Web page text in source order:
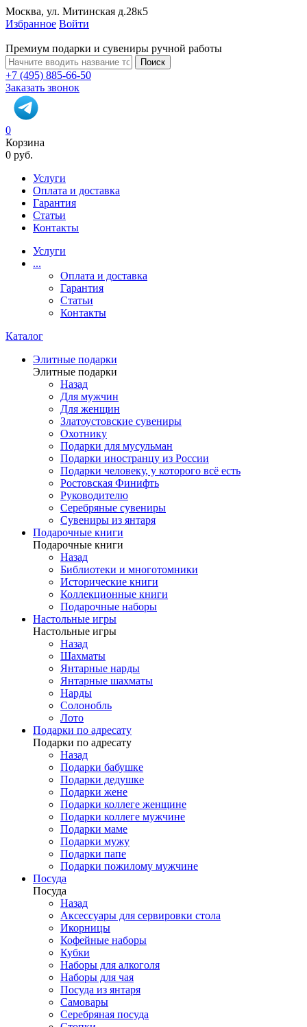
Москва, ул. Митинская д.28к5
Избранное Войти
Премиум подарки и сувениры ручной работы
Поиск
+7 (495) 885-66-50
Заказать звонок
0
Корзина
0 руб.
Услуги
Оплата и доставка
Гарантия
Статьи
Контакты
Услуги
...
Оплата и доставка
Гарантия
Статьи
Контакты
Каталог
Элитные подарки
Элитные подарки
Назад
Для мужчин
Для женщин
Златоустовские сувениры
Охотнику
Подарки для мусульман
Подарки иностранцу из России
Подарки человеку, у которого всё есть
Ростовская Финифть
Руководителю
Серебряные сувениры
Сувениры из янтаря
Подарочные книги
Подарочные книги
Назад
Библиотеки и многотомники
Исторические книги
Коллекционные книги
Подарочные наборы
Настольные игры
Настольные игры
Назад
Шахматы
Янтарные нарды
Янтарные шахматы
Нарды
Солонобль
Лото
Подарки по адресату
Подарки по адресату
Назад
Подарки бабушке
Подарки дедушке
Подарки жене
Подарки коллеге женщине
Подарки коллеге мужчине
Подарки маме
Подарки мужу
Подарки папе
Подарки пожилому мужчине
Посуда
Посуда
Назад
Аксессуары для сервировки стола
Икорницы
Кофейные наборы
Кубки
Наборы для алкоголя
Наборы для чая
Посуда из янтаря
Самовары
Серебряная посуда